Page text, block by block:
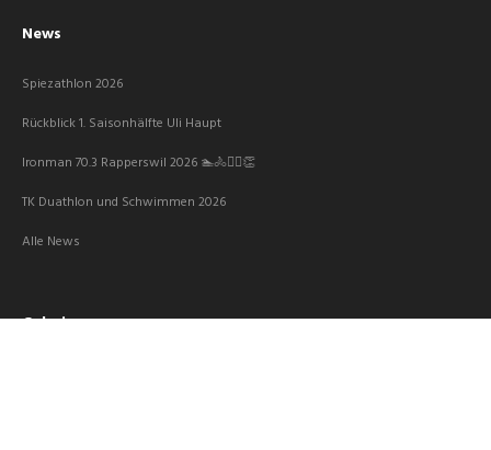
News
Spiezathlon 2026
Rückblick 1. Saisonhälfte Uli Haupt
Ironman 70.3 Rapperswil 2026 🏊🚴🏃‍♀️👏
TK Duathlon und Schwimmen 2026
Alle News
Galerie